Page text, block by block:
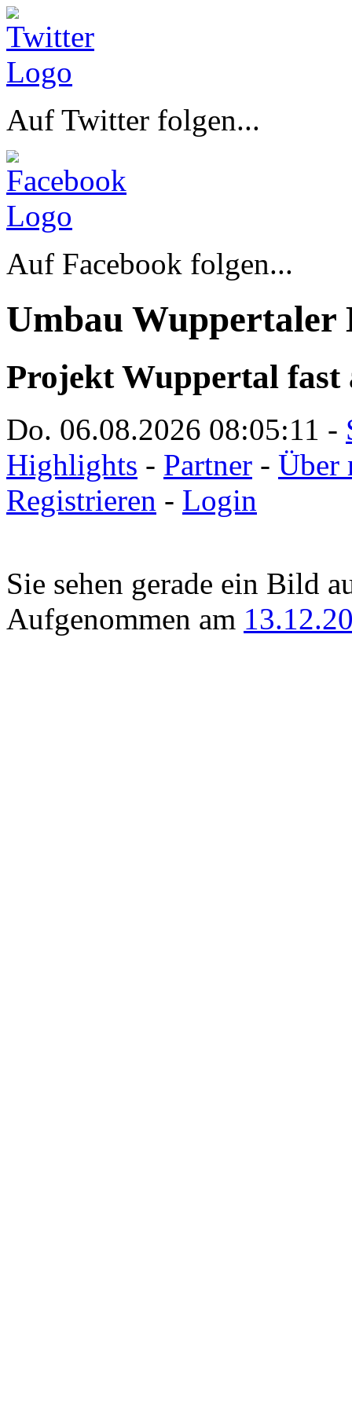
Auf Twitter folgen...
Auf Facebook folgen...
Umbau Wuppertaler
Projekt Wuppertal fast
Do. 06.08.2026 08:05:11 -
Highlights - Partner - Über
Registrieren - Login
Sie sehen gerade ein Bild
Aufgenommen am